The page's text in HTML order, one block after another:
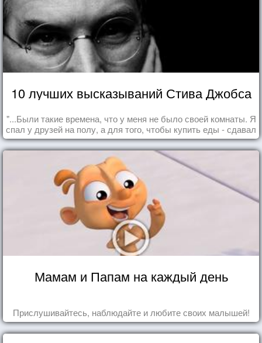
10 лучших высказываний Стива Джобса
"...Были такие времена, что у меня не было своей комнаты. Я
спал у друзей на полу, а для того, чтобы купить еды - сдавал
бутылки из под кока-колы"
Мамам и Папам на каждый день
Прислушивайтесь, наблюдайте и любите своих малышей!